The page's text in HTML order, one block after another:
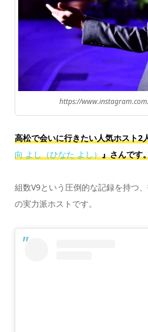
https://
高松で会いに行きたい人気ホスト
向 よし（ひなた よし）』さんです
組数V9という圧倒的な記録を持つ
の実力派ホストです。